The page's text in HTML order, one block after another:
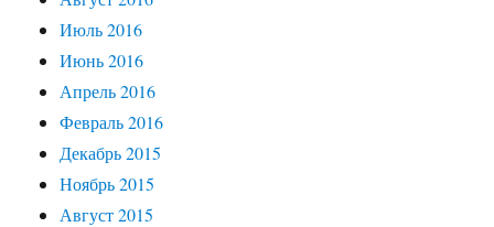
Июль 2016
Июнь 2016
Апрель 2016
Февраль 2016
Декабрь 2015
Ноябрь 2015
Август 2015